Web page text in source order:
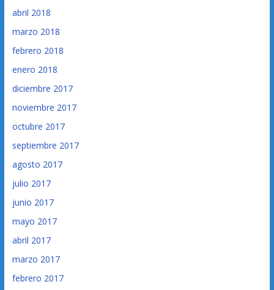
abril 2018
marzo 2018
febrero 2018
enero 2018
diciembre 2017
noviembre 2017
octubre 2017
septiembre 2017
agosto 2017
julio 2017
junio 2017
mayo 2017
abril 2017
marzo 2017
febrero 2017